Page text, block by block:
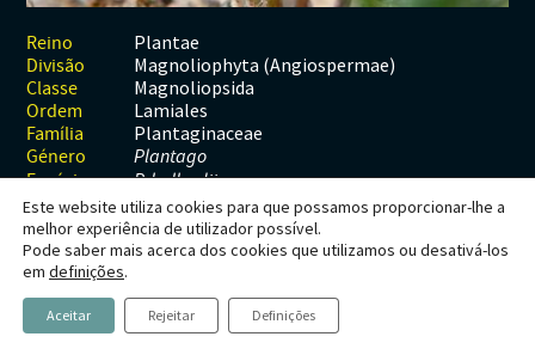
Reino
Plantae
Divisão
Magnoliophyta (Angiospermae)
Classe
Magnoliopsida
Ordem
Lamiales
Família
Plantaginaceae
Género
Plantago
Espécie P. bellardii
Plantago bellardii
Este website utiliza cookies para que possamos proporcionar-lhe a
melhor experiência de utilizador possível.
Pode saber mais acerca dos cookies que utilizamos ou desativá-los
em definições.
Aceitar Rejeitar Definições
Quilópodes
Mamíferos
Tunicados
Anfíbios
Peixes
Répteis
Equinodermes